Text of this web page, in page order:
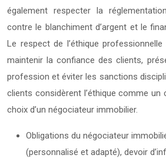
également respecter la
contre le blanchiment d’argent et le
Le respect de l’éthique
maintenir la confiance des clients,
profession et éviter les sanctions
clients considèrent l’éthique comme un
choix d’un négociateur immobilier.
Obligations du négociateur
(personnalisé et adapté), devoir